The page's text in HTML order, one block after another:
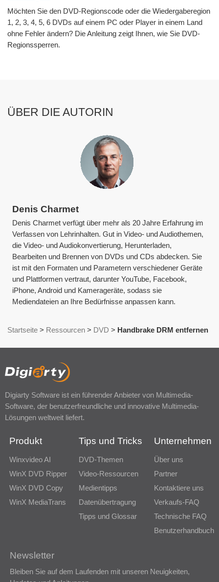
Möchten Sie den DVD-Regionscode oder die Wiedergaberegion
1, 2, 3, 4, 5, 6 DVDs auf einem PC oder Player in einem Land
ohne Fehler ändern? Die Anleitung zeigt Ihnen, wie Sie DVD-
Regionssperren.
ÜBER DIE AUTORIN
Denis Charmet
Denis Charmet verfügt über mehr als 20 Jahre Erfahrung im
Verfassen von Lehrinhalten. Gut in Video- und Audiothemen,
die Video- und Audiokonvertierung, Herunterladen,
Bearbeiten und Brennen von DVDs und CDs abdecken. Sie
ist mit den Formaten und Parametern verschiedener Geräte
und Plattformen vertraut, darunter YouTube, Facebook,
iPhone, Android und Kamerageräte, sodass sie
Mediendateien an Ihre Bedürfnisse anpassen kann.
Startseite > Ressourcen > DVD > Handbrake DRM entfernen
Digiarty Software ist ein führender Anbieter von Multimedia-
Software, der benutzerfreundliche und innovative Multimedia-
Lösungen weltweit liefert.
Produkt
Winxvideo AI
WinX DVD Ripper
WinX DVD Copy
WinX MediaTrans
Tips und Tricks
DVD-Themen
Video-Ressourcen
Medientipps
Datenübertragung
Tipps und Glossar
Unternehmen
Über uns
Partner
Kontaktiere uns
Verkaufs-FAQ
Technische FAQ
Benutzerhandbuch
Newsletter
Bleiben Sie auf dem Laufenden mit unseren Neuigkeiten,